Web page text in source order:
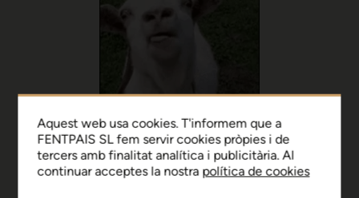
Aquest web usa cookies. T'informem que a
FENTPAIS SL fem servir cookies pròpies i de
tercers amb finalitat analítica i publicitària. Al
continuar acceptes la nostra política de cookies